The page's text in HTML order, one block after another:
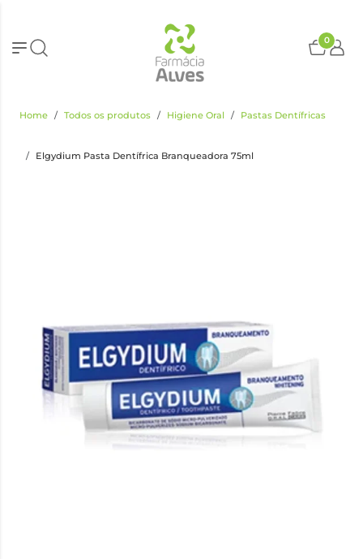
0
Home Todos os produtos Higiene Oral Pastas Dentífricas
Elgydium Pasta Dentífrica Branqueadora 75ml